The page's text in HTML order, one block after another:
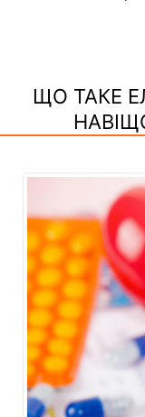
ЩО ТАКЕ